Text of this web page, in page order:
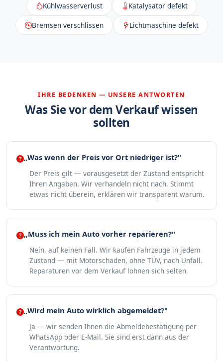
Kühlwasserverlust Katalysator defekt
Bremsen verschlissen Lichtmaschine defekt
IHRE BEDENKEN — UNSERE ANTWORTEN
Was Sie vor dem Verkauf wissen
sollten
„Was wenn der Preis vor Ort niedriger ist?"
Der Preis gilt — vorausgesetzt der Zustand entspricht
Ihren Angaben. Wir verhandeln nicht nach. Stimmt
etwas nicht überein, erklären wir transparent warum.
„Muss ich mein Auto vorher reparieren?"
Nein, auf keinen Fall. Wir kaufen Fahrzeuge in jedem
Zustand — mit Motorschaden, ohne TÜV, nach Unfall.
Reparaturen vor dem Verkauf lohnen sich selten.
„Wird mein Auto wirklich abgemeldet?"
Ja — wir senden Ihnen die Abmeldebestätigung per
WhatsApp oder E-Mail. Sie sind erst dann aus der
Verantwortung.